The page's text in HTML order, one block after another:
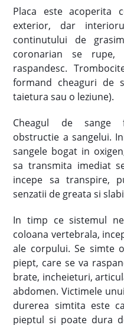
Placa este
exterior, dar
continutului de
coronarian se
raspandesc.
formand cheaguri de
taietura sau o leziune).
Cheagul de sange
obstructie a sangelui.
sangele bogat in
sa transmita imediat
incepe sa transpire,
senzatii de greata si
In timp ce sistemul
coloana vertebrala,
ale corpului. Se simte
piept, care se va
brate, incheieturi,
abdomen. Victimele
durerea simtita este
pieptul si poate dura